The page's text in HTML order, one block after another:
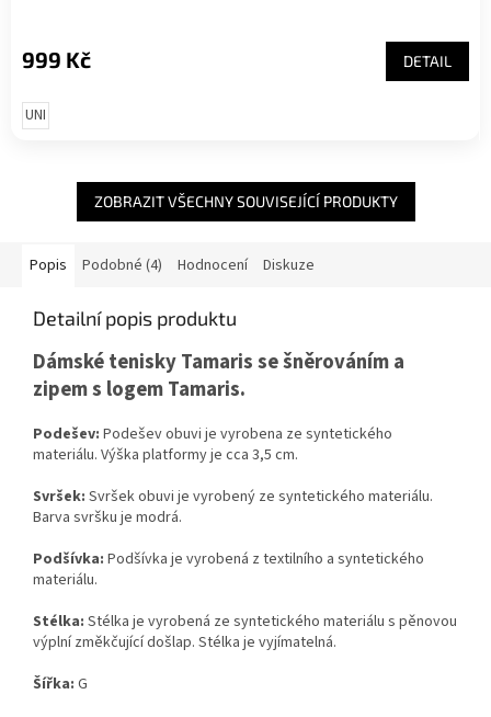
999 Kč DETAIL
UNI
ZOBRAZIT VŠECHNY SOUVISEJÍCÍ PRODUKTY
Popis Podobné (4) Hodnocení Diskuze
Detailní popis produktu
Dámské tenisky Tamaris se šněrováním a
zipem s logem Tamaris.
Podešev: Podešev obuvi je vyrobena ze syntetického
materiálu. Výška platformy je cca 3,5 cm.
Svršek: Svršek obuvi je vyrobený ze syntetického materiálu.
Barva svršku je modrá.
Podšívka: Podšívka je vyrobená z textilního a syntetického
materiálu.
Stélka: Stélka je vyrobená ze syntetického materiálu s pěnovou
výplní změkčující došlap. Stélka je vyjímatelná.
Šířka: G